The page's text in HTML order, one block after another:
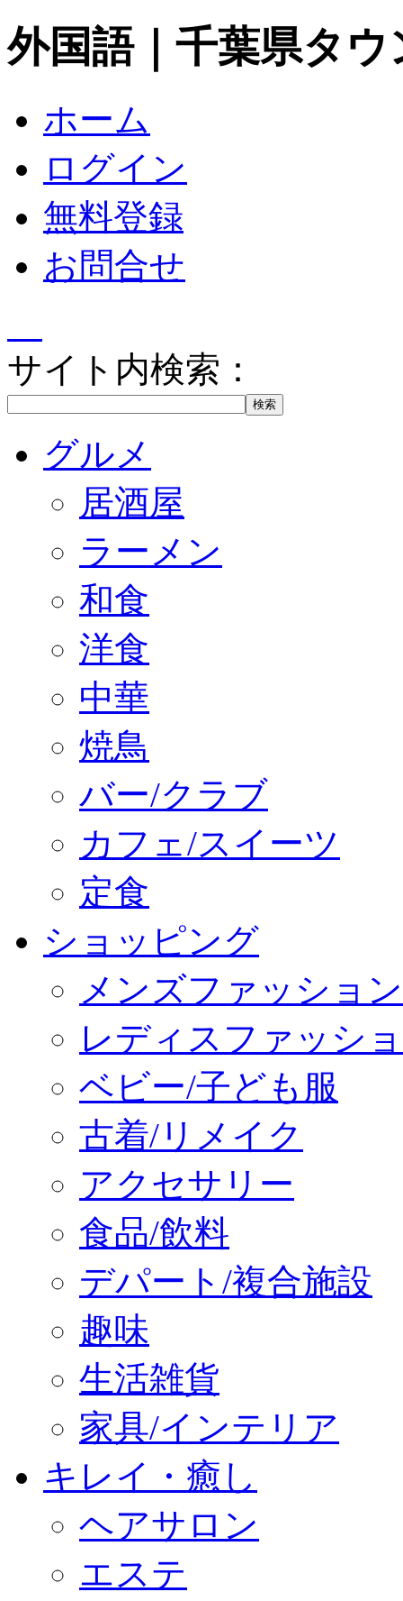
外国語｜千葉県タ
ホーム
ログイン
無料登録
お問合せ
サイト内検索：
グルメ
居酒屋
ラーメン
和食
洋食
中華
焼鳥
バー/クラブ
カフェ/スイーツ
定食
ショッピング
メンズファッション
レディスファッシ
ベビー/子ども服
古着/リメイク
アクセサリー
食品/飲料
デパート/複合施設
趣味
生活雑貨
家具/インテリア
キレイ・癒し
ヘアサロン
エステ